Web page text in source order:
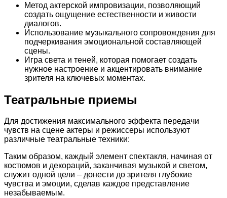
Метод актерской импровизации, позволяющий
создать ощущение естественности и живости
диалогов.
Использование музыкального сопровождения для
подчеркивания эмоциональной составляющей
сцены.
Игра света и теней, которая помогает создать
нужное настроение и акцентировать внимание
зрителя на ключевых моментах.
Театральные приемы
Для достижения максимального эффекта передачи
чувств на сцене актеры и режиссеры используют
различные театральные техники:
Таким образом, каждый элемент спектакля, начиная от
костюмов и декораций, заканчивая музыкой и светом,
служит одной цели – донести до зрителя глубокие
чувства и эмоции, сделав каждое представление
незабываемым.